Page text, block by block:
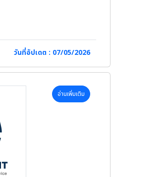
วันที่อัปเดต : 07/05/2026
อ่านเพิ่มเติม